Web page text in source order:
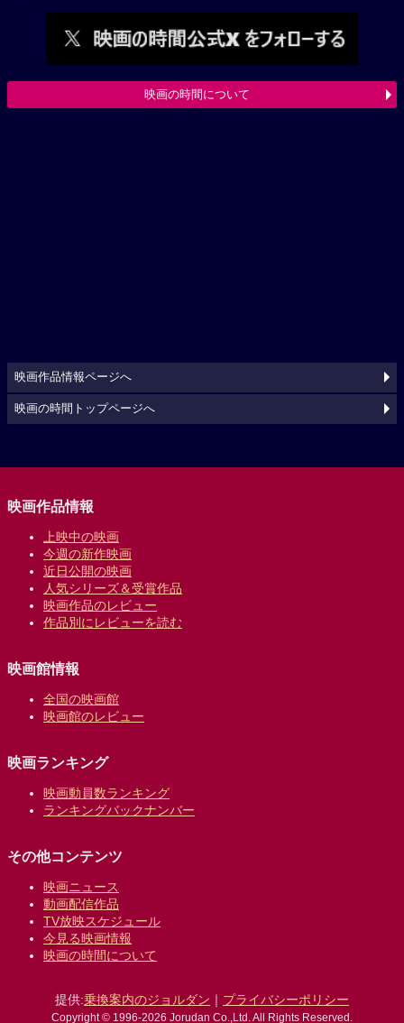
映画の時間について
映画作品情報ページへ
映画の時間トップページへ
映画作品情報
上映中の映画
今週の新作映画
近日公開の映画
人気シリーズ＆受賞作品
映画作品のレビュー
作品別にレビューを読む
映画館情報
全国の映画館
映画館のレビュー
映画ランキング
映画動員数ランキング
ランキングバックナンバー
その他コンテンツ
映画ニュース
動画配信作品
TV放映スケジュール
今見る映画情報
映画の時間について
提供:乗換案内のジョルダン ｜ プライバシーポリシー
Copyright © 1996-2026 Jorudan Co.,Ltd. All Rights Reserved.